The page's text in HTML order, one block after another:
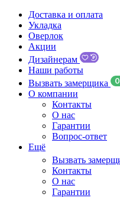
Доставка и оплата
Укладка
Оверлок
Акции
Дизайнерам
Наши работы
Вызвать замерщика
О компании
Контакты
О нас
Гарантии
Вопрос-ответ
Ещё
Вызвать
Контакты
О нас
Гарантии